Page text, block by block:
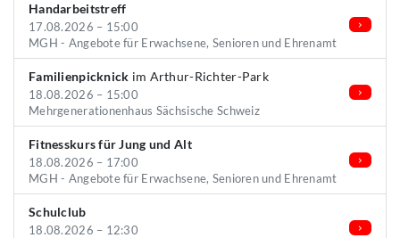
Handarbeitstreff
17.08.2026 – 15:00
MGH - Angebote für Erwachsene, Senioren und Ehrenamt
Familienpicknick im Arthur-Richter-Park
18.08.2026 – 15:00
Mehrgenerationenhaus Sächsische Schweiz
Fitnesskurs für Jung und Alt
18.08.2026 – 17:00
MGH - Angebote für Erwachsene, Senioren und Ehrenamt
Schulclub
18.08.2026 – 12:30